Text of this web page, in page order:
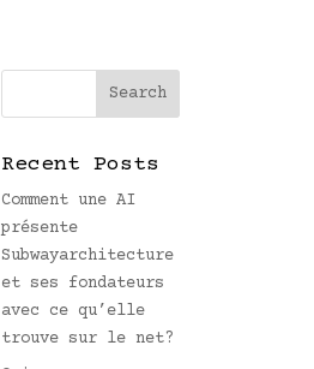
Recent Posts
Comment une AI
présente
Subwayarchitecture
et ses fondateurs
avec ce qu’elle
trouve sur le net?